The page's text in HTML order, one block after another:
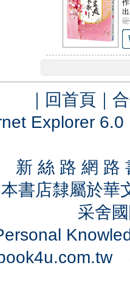
作
出
｜ 回首頁 ｜
Explorer
新 絲 路 網 路
本書店隸屬於華
采舍